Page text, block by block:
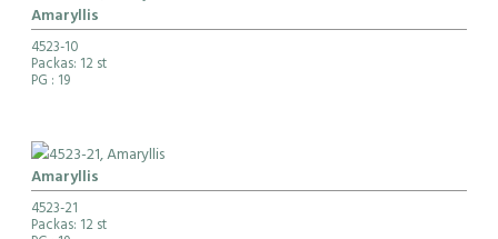
Amaryllis
4523-10
Packas: 12 st
PG : 19
Amaryllis
4523-21
Packas: 12 st